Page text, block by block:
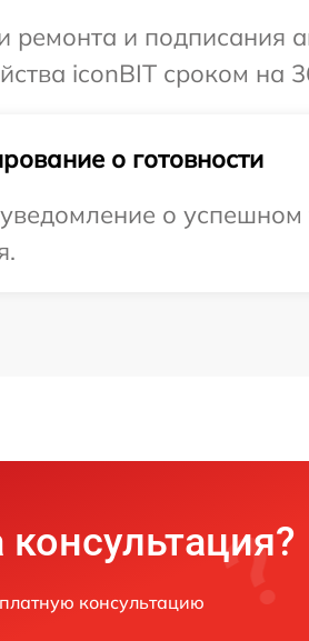
ремонта и подписания
iconBIT сроком на
о готовности
о успешном
консультацию